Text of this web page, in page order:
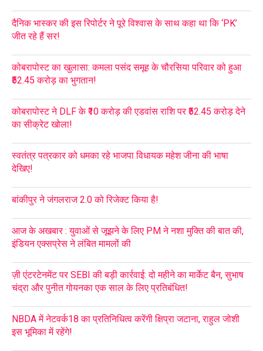
दैनिक भास्कर की इस रिपोर्टर ने पूरे विश्वास के साथ कहा था कि ‘PK’
जीत रहे हैं सर!
कोबरापोस्ट का खुलासा: कमला पसंद समूह के चौरसिया परिवार को हुआ
₹52.45 करोड़ का भुगतान!
कोबरापोस्ट ने DLF के ₹10 करोड़ की एडवांस राशि पर ₹52.45 करोड़ देने
का सीक्रेट खोला!
स्वतंत्र पत्रकार को धमका रहे भाजपा विधायक महेश जीना की भाषा
देखिए!
बांकीपुर ने जंगलराज 2.0 को रिजेक्ट किया है!
आज के अखबार : युवाओं से जूझने के लिए PM ने नशा मुक्ति की बात की,
इंडियन एक्सप्रेस ने लंबित मामलों की
ज़ी एंटरटेनमेंट पर SEBI की बड़ी कार्रवाई: दो महीने का मार्केट बैन, सुभाष
चंद्रा और पुनीत गोयनका एक साल के लिए प्रतिबंधित!
NBDA में नेटवर्क18 का प्रतिनिधित्व करेंगी क्षिप्रा जटाना, राहुल जोशी
इस भूमिका में रहेंगे!